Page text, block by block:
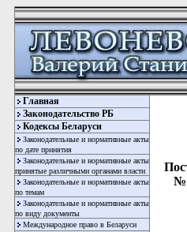
Главная
Законодательство РБ
Кодексы Беларуси
Законодательные и нормативные акты
по дате принятия
Законодательные и нормативные акты
принятые различными органами власти
Законодательные и нормативные акты
по темам
Законодательные и нормативные акты
по виду документы
Международное право в Беларуси